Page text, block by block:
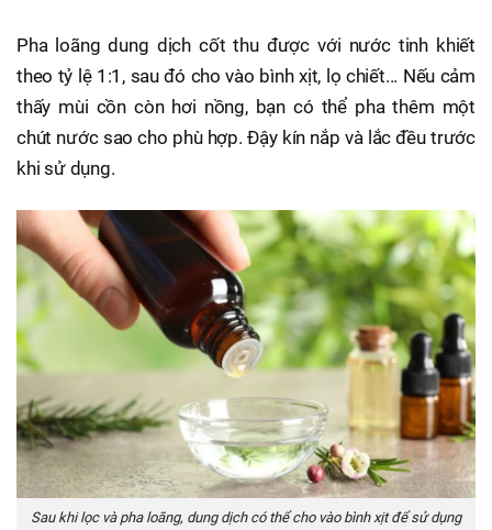
Pha loãng dung dịch cốt thu được với nước tinh khiết
theo tỷ lệ 1:1, sau đó cho vào bình xịt, lọ chiết... Nếu cảm
thấy mùi cồn còn hơi nồng, bạn có thể pha thêm một
chút nước sao cho phù hợp. Đậy kín nắp và lắc đều trước
khi sử dụng.
Sau khi lọc và pha loãng, dung dịch có thể cho vào bình xịt để sử dụng